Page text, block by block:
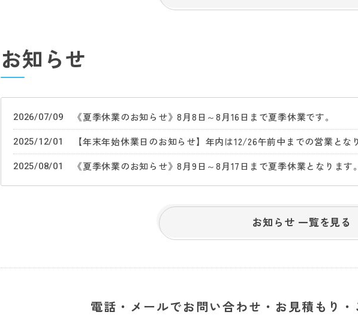
お知らせ
2026/07/09 《夏季休業のお知らせ》8月8日～8月16日まで夏季休業です。
2025/12/01
2025/08/01
《夏季休業のお知らせ》8月9日～8月17日まで夏季休業となります
お知らせ 一覧を見る
電話・メールでお問い合わせ・お見積もり